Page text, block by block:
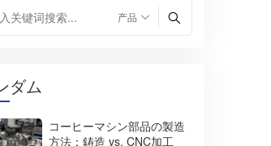
ダム
コーヒーマシン部品の製造
方法：鋳造 vs. CNC加工